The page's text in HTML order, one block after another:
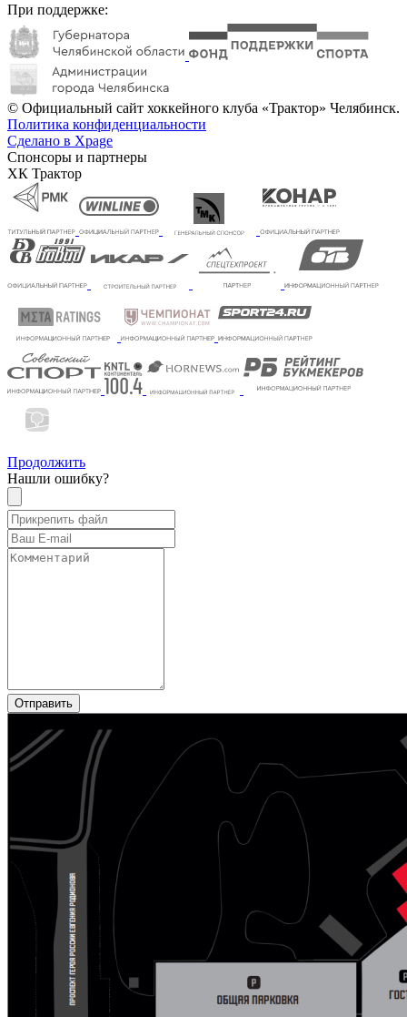
При поддержке:
© Официальный сайт хоккейного клуба «Трактор» Челябинск.
Политика конфиденциальности
Сделано в Xpage
Спонсоры и партнеры
ХК Трактор
Продолжить
Нашли ошибку?